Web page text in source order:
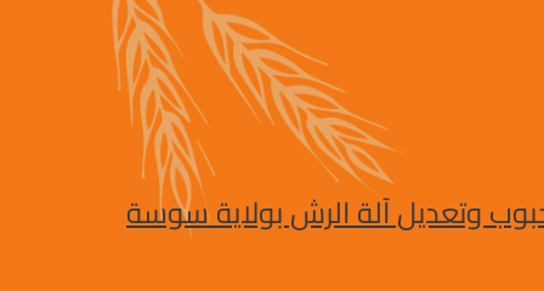
وتعديل آلة الرش بولاية سوسة